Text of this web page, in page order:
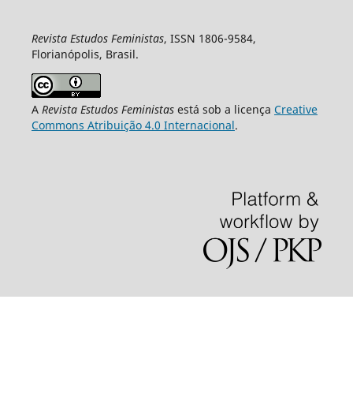
Revista Estudos Feministas, ISSN 1806-9584,
Florianópolis, Brasil.
A Revista Estudos Feministasestá sob a licença Creative
Commons Atribuição 4.0 Internacional.